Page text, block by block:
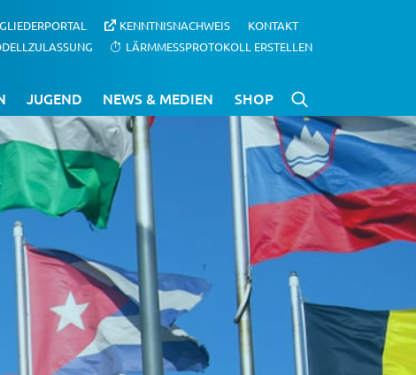
KENNTNISNACHWEIS
KONTAKT
LÄRMMESSPROTOKOLL ERSTELLEN
JUGEND NEWS & MEDIEN SHOP